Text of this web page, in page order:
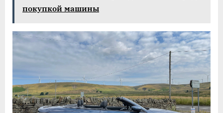
покупкой машины